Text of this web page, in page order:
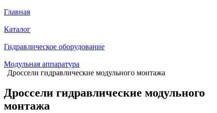
Главная
Каталог
Гидравлическое оборудование
Модульная аппаратура
Дроссели гидравлические модульного монтажа
Дроссели гидравлические модульного
монтажа